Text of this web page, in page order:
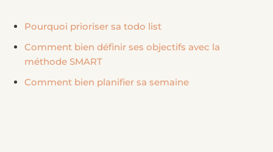
Pourquoi prioriser sa todo list
Comment bien définir ses objectifs avec la
méthode SMART
Comment bien planifier sa semaine